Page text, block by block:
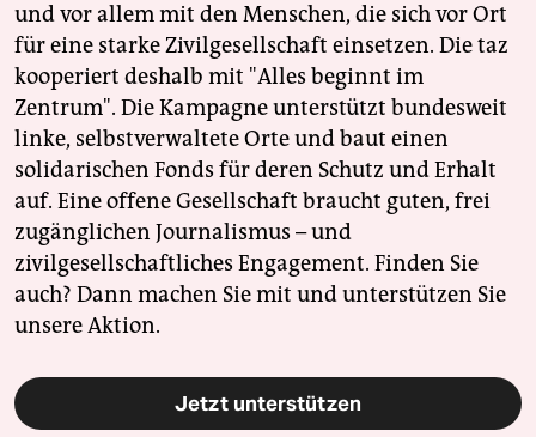
und vor allem mit den Menschen, die sich vor Ort
für eine starke Zivilgesellschaft einsetzen. Die taz
kooperiert deshalb mit "Alles beginnt im
Zentrum". Die Kampagne unterstützt bundesweit
linke, selbstverwaltete Orte und baut einen
solidarischen Fonds für deren Schutz und Erhalt
auf. Eine offene Gesellschaft braucht guten, frei
zugänglichen Journalismus – und
zivilgesellschaftliches Engagement. Finden Sie
auch? Dann machen Sie mit und unterstützen Sie
unsere Aktion.
Jetzt unterstützen